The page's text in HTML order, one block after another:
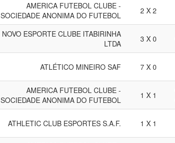
AMERICA FUTEBOL CLUBE -
SOCIEDADE ANONIMA DO FUTEBOL
2 X 2
NOVO ESPORTE CLUBE ITABIRINHA
LTDA
3 X 0
ATLÉTICO MINEIRO SAF 7 X 0
AMERICA FUTEBOL CLUBE -
SOCIEDADE ANONIMA DO FUTEBOL
1 X 1
ATHLETIC CLUB ESPORTES S.A.F. 1 X 1